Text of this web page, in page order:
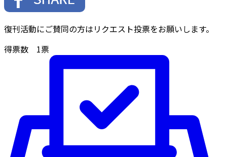
復刊活動にご賛同の方はリクエスト投票をお願いします。
得票数 1票